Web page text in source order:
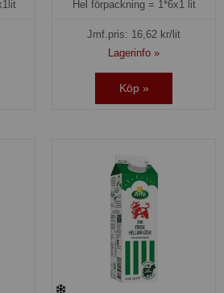
Hel förpackning = 1*6x1 lit
Jmf.pris: 16,62 kr/lit
Lagerinfo »
Köp »